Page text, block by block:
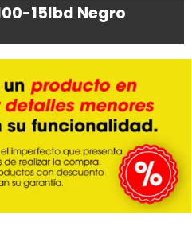
15Ibd Negro